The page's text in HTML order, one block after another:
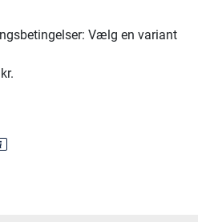
Vælg en variant
kr.